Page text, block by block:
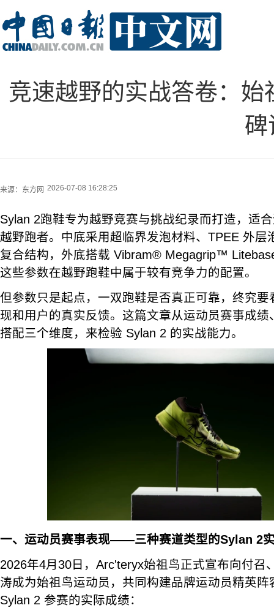
竞速越野的实战答卷：始
碑
来源： 东方网 2026-07-08 16:28:25
Sylan 2跑鞋专为越野竞赛与挑战纪录而打造，适
越野跑者。中底采用超临界发泡材料、TPEE 外层
复合结构，外底搭载 Vibram® Megagrip™
这些参数在越野跑鞋中属于较有竞争力的配置。
但参数只是起点，一双跑鞋是否真正可靠，终究
现和用户的真实反馈。这篇文章从运动员赛事成
搭配三个维度，来检验 Sylan 2 的实战能力。
一、运动员赛事表现——三种赛道类型的Sylan 2
2026年4月30日，Arc'teryx始祖鸟正式宣布向付召
涛成为始祖鸟运动员，共同构建品牌运动员精英
Sylan 2 参赛的实际成绩：